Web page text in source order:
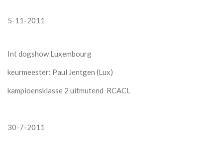
5-11-2011
Int dogshow Luxembourg
keurmeester: Paul Jentgen (Lux)
kampioensklasse 2 uitmutend RCACL
30-7-2011